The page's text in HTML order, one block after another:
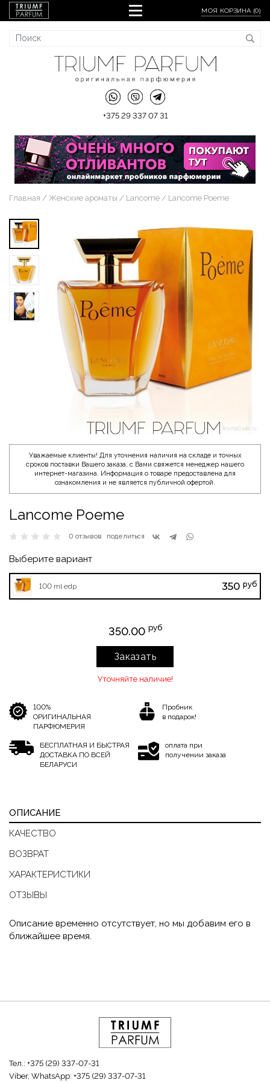
МОЯ КОРЗИНА (0)
+375 29 337 07 31
Главная Женские ароматы Lancome Lancome Poeme
Уважаемые клиенты! Для уточнения наличия на складе и точных
сроков поставки Вашего заказа, с Вами свяжется менеджер нашего
интернет-магазина. Информация о товаре предоставлена для
ознакомления и не является публичной офертой.
Lancome Poeme
0 отзывов поделиться
Выберите вариант
100 ml edp 350 руб
350.00 руб
Заказать
Уточняйте наличие!
100%
ОРИГИНАЛЬНАЯ
ПАРФЮМЕРИЯ
Пробник
в подарок!
БЕСПЛАТНАЯ И БЫСТРАЯ
ДОСТАВКА ПО ВСЕЙ
БЕЛАРУСИ
оплата при
получении заказа
ОПИСАНИЕ
КАЧЕСТВО
ВОЗВРАТ
ХАРАКТЕРИСТИКИ
ОТЗЫВЫ
Описание временно отсутствует, но мы добавим его в
ближайшее время.
Тел.: +375 (29) 337-07-31
Viber, WhatsApp: +375 (29) 337-07-31